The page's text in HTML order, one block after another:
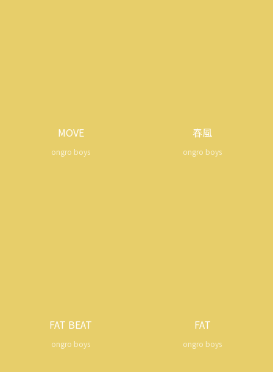
MOVE
ongro boys
春風
ongro boys
FAT BEAT
ongro boys
FAT
ongro boys